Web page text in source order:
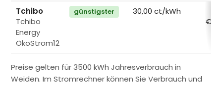
Tchibo
Tchibo
Energy
ÖkoStrom12
günstigster
30,00 ct/kWh
€/
Preise gelten für 3500 kWh Jahresverbrauch in
Weiden. Im Stromrechner können Sie Verbrauch und